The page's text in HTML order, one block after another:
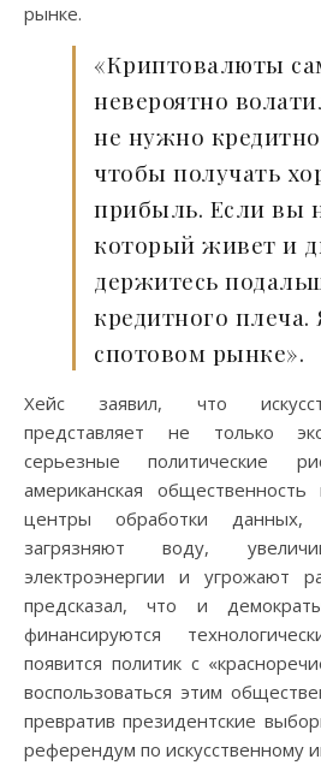
рынке.
«Криптовалюты
невероятно
не нужно
чтобы получать
прибыль. Если вы
который живет и
держитесь
кредитного плеча.
спотовом рынке».
Хейс заявил, что
представляет не только
серьезные политические
американская
центры обработки
загрязняют воду,
электроэнергии и угрожают
предсказал, что и
финансируются
появится политик с
воспользоваться этим
превратив президентские
референдум по искусственному